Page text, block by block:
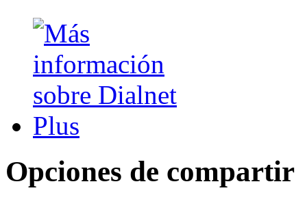
Opciones de compartir